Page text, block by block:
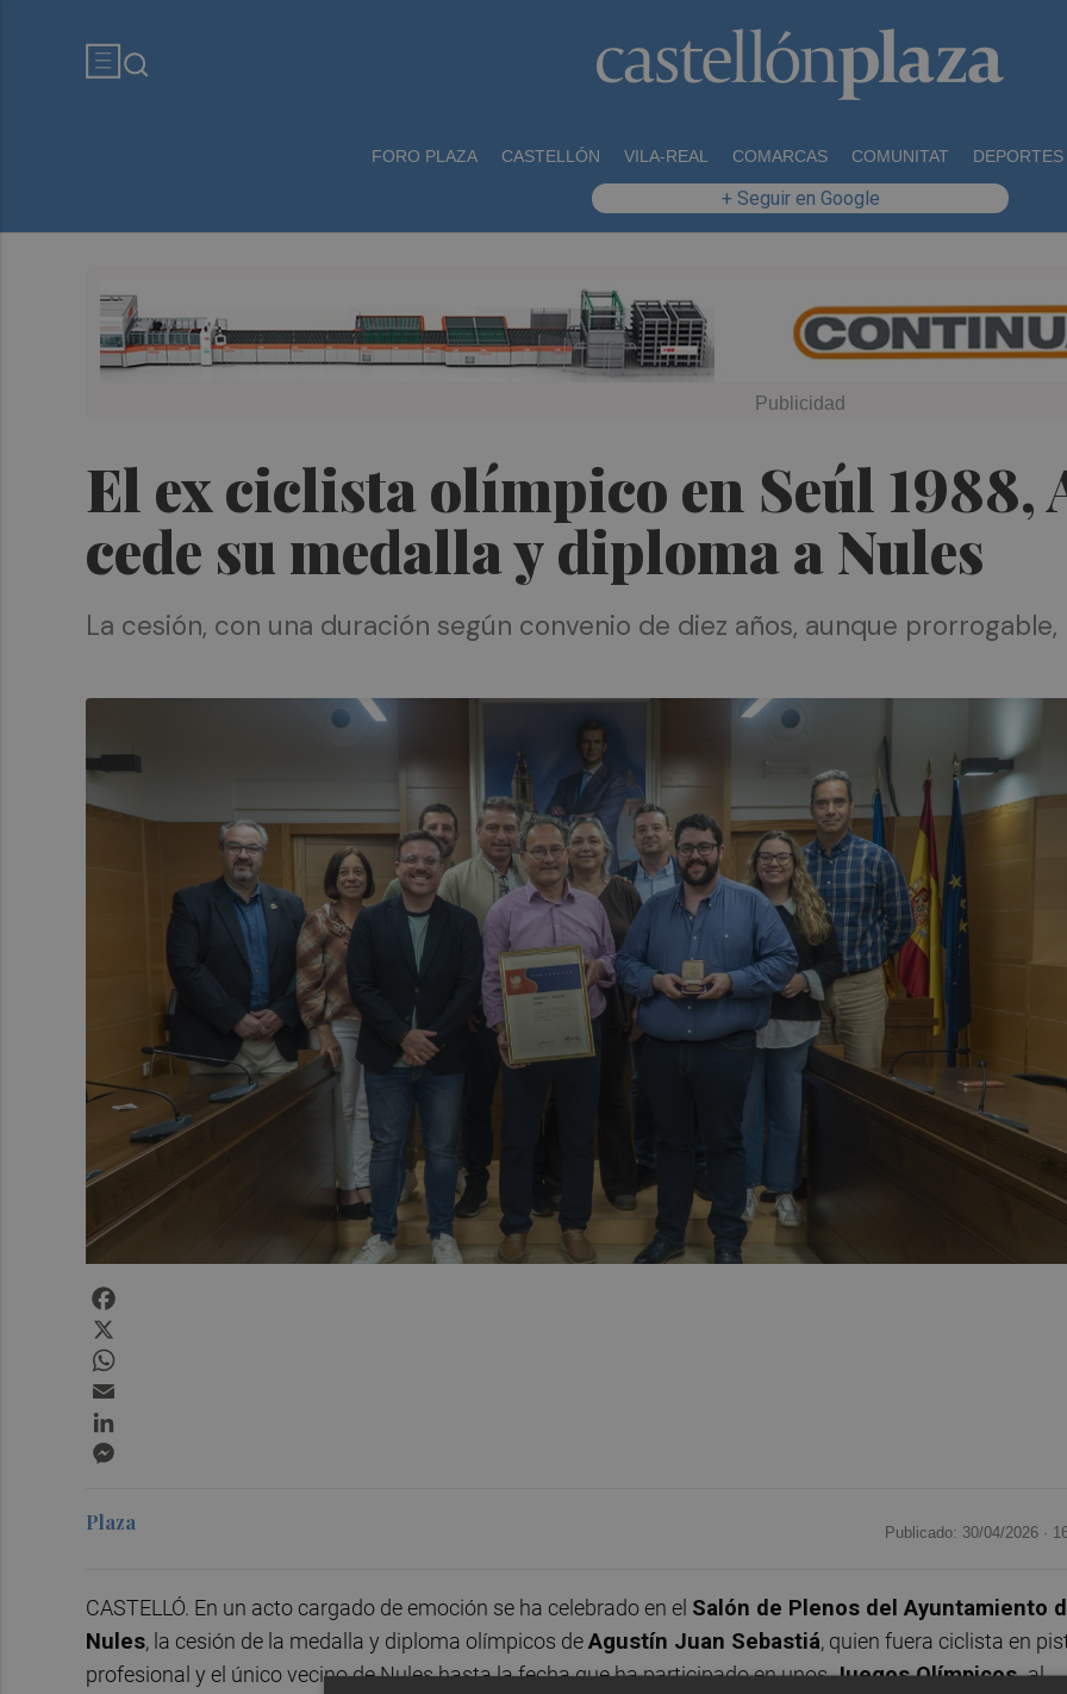
FORO PLAZA CASTELLÓN VILA-REAL COMARCAS COMUNITAT DEPORTES
+ Seguir en Google
El ex ciclista olímpico en Seúl 1988,
cede su medalla y diploma a Nules
La cesión, con una duración según convenio de diez años, aunque
Plaza Publicado: 30/04/2026 ·
CASTELLÓ. En un acto cargado de emoción se ha celebrado en el Salón de Plenos del Ayuntamiento
Nules, la cesión de la medalla y diploma olímpicos deAgustín Juan Sebastiá, quien fuera ciclista en
profesional y el único vecino de Nules hasta la fecha que ha participado en unosJuegos Olímpicos,al